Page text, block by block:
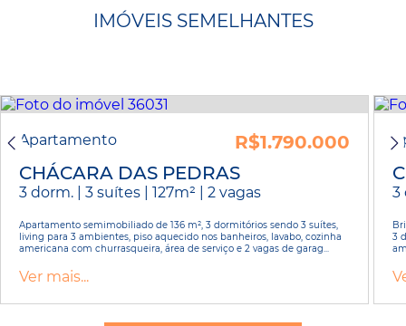
IMÓVEIS SEMELHANTES
Apartamento
R$1.790.000
CHÁCARA DAS PEDRAS
3 dorm. | 3 suítes | 127m² | 2 vagas
Apartamento semimobiliado de 136 m², 3 dormitórios sendo 3 suítes,
living para 3 ambientes, piso aquecido nos banheiros, lavabo, cozinha
americana com churrasqueira, área de serviço e 2 vagas de garag...
Ver mais...
3
3